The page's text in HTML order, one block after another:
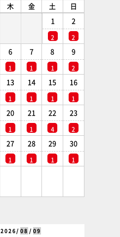
木 金 土
日
1
2
2
2
6
1
7
1
8
1
9
2
13
1
14
1
15
1
16
1
20
1
21
1
22
4
23
2
27
1
28
1
29
1
30
1
2026/ 08 / 09